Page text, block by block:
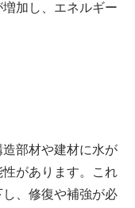
加し、エネルギー
部材や建材に水が
があります。これ
、修復や補強が必